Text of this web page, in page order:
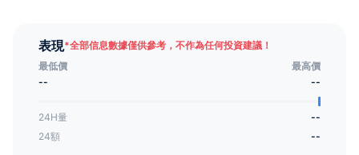
表現*全部信息數據僅供參考，不作為任何投資建議！
最低價
最高價
--
--
24H量
--
24額
--